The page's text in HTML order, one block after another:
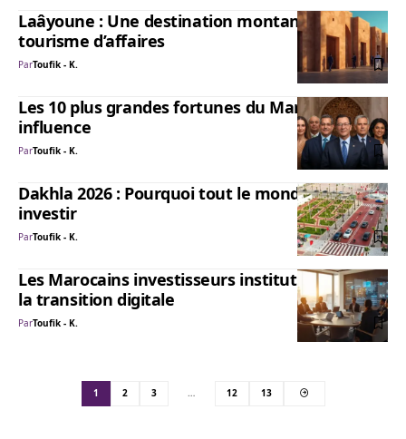
Laâyoune : Une destination montante pour le
tourisme d’affaires
ParToufik - K.
Les 10 plus grandes fortunes du Maroc et leur
influence
ParToufik - K.
Dakhla 2026 : Pourquoi tout le monde veut y
investir
ParToufik - K.
Les Marocains investisseurs institutionnels et
la transition digitale
ParToufik - K.
1 2 3 … 12 13